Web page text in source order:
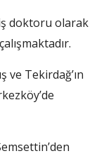
doktoru olarak
ve Tekirdağ’ın